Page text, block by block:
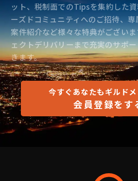
ット、税制面でのTipsを集約した
ーズドコミュニティへのご招待、
案件紹介など様々な特典がござい
ェクトデリバリーまで充実のサポ
きます。
今すぐあなたもギルド
会員登録をす